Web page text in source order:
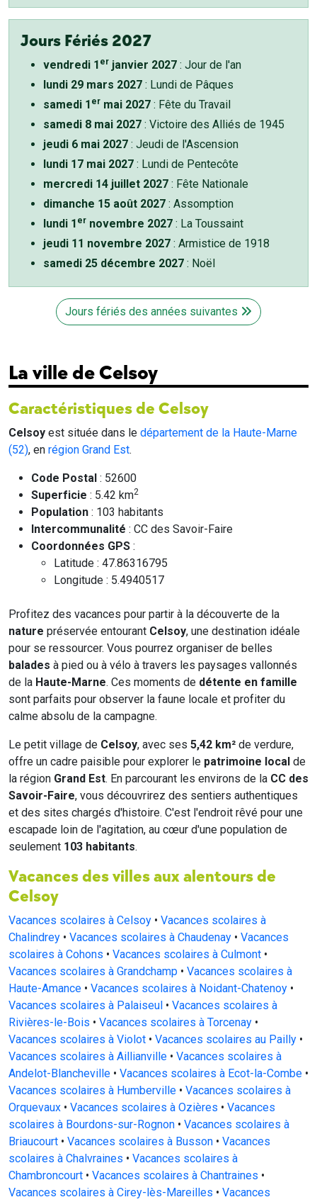
Jours Fériés 2027
vendredi 1 er janvier 2027 : Jour de l'an
lundi 29 mars 2027 : Lundi de Pâques
samedi 1 er mai 2027 : Fête du Travail
samedi 8 mai 2027 : Victoire des Alliés de 1945
jeudi 6 mai 2027 : Jeudi de l'Ascension
lundi 17 mai 2027 : Lundi de Pentecôte
mercredi 14 juillet 2027 : Fête Nationale
dimanche 15 août 2027 : Assomption
lundi 1 er novembre 2027 : La Toussaint
jeudi 11 novembre 2027 : Armistice de 1918
samedi 25 décembre 2027 : Noël
Jours fériés des années suivantes
La ville de Celsoy
Caractéristiques de Celsoy
Celsoy est située dans le département de la Haute-Marne
(52), en région Grand Est.
Code Postal : 52600
Superficie : 5.42 km2
Population : 103 habitants
Intercommunalité : CC des Savoir-Faire
Coordonnées GPS :
Latitude : 47.86316795
Longitude : 5.4940517
Profitez des vacances pour partir à la découverte de la
nature préservée entourant Celsoy, une destination idéale
pour se ressourcer. Vous pourrez organiser de belles
balades à pied ou à vélo à travers les paysages vallonnés
de la Haute-Marne. Ces moments de détente en famille
sont parfaits pour observer la faune locale et profiter du
calme absolu de la campagne.
Le petit village de Celsoy, avec ses 5,42 km² de verdure,
offre un cadre paisible pour explorer le patrimoine local de
la région Grand Est. En parcourant les environs de la CC des
Savoir-Faire, vous découvrirez des sentiers authentiques
et des sites chargés d'histoire. C'est l'endroit rêvé pour une
escapade loin de l'agitation, au cœur d'une population de
seulement 103 habitants.
Vacances des villes aux alentours de
Celsoy
Vacances scolaires à Celsoy • Vacances scolaires à
Chalindrey • Vacances scolaires à Chaudenay • Vacances
scolaires à Cohons • Vacances scolaires à Culmont •
Vacances scolaires à Grandchamp • Vacances scolaires à
Haute-Amance • Vacances scolaires à Noidant-Chatenoy •
Vacances scolaires à Palaiseul • Vacances scolaires à
Rivières-le-Bois • Vacances scolaires à Torcenay •
Vacances scolaires à Violot • Vacances scolaires au Pailly •
Vacances scolaires à Aillianville • Vacances scolaires à
Andelot-Blancheville • Vacances scolaires à Ecot-la-Combe •
Vacances scolaires à Humberville • Vacances scolaires à
Orquevaux • Vacances scolaires à Ozières • Vacances
scolaires à Bourdons-sur-Rognon • Vacances scolaires à
Briaucourt • Vacances scolaires à Busson • Vacances
scolaires à Chalvraines • Vacances scolaires à
Chambroncourt • Vacances scolaires à Chantraines •
Vacances scolaires à Cirey-lès-Mareilles • Vacances